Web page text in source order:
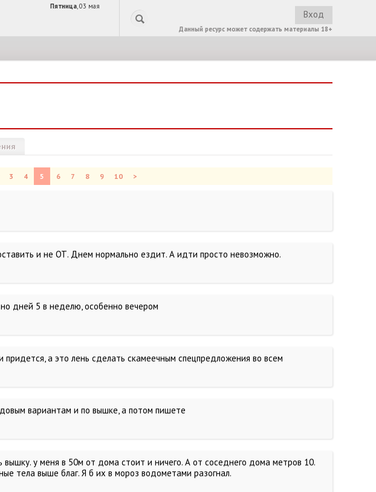
Пятница, 03 мая
Вход
Данный ресурс может содержать материалы 18+
3 4 5 6 7 8 9 10 >
и не ОТ. Днем нормально ездит. А идти просто невозможно.
дней 5 в неделю, особенно вечером
а это лень сделать скамеечным спецпредложения во всем
вариантам и по вышке, а потом пишете
у меня в 50м от дома стоит и ничего. А от соседнего дома метров 10.
тела выше благ. Я б их в мороз водометами разогнал.